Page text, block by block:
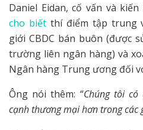
Daniel Eidan, cố vấn và
cho biếtthí điểm tập trung
giới CBDC bán buôn (được
trường liên ngân hàng) và
Ngân hàng Trung ương đối
Ông nói thêm: “Chúng tôi
cạnh thương mại hơn trong các